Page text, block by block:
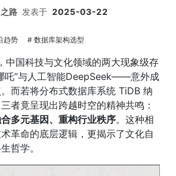
路 发表于 2025-03-22
趋势 数据库架构选型
中国科技与文化领域的两大现象级存
”与人工智能DeepSeek——意外成
而若将分布式数据库系统 TiDB 纳
者竟呈现出跨越时空的精神共鸣：
多元基因、重构行业秩序。这种相
革命的底层逻辑，更揭示了文化自
哲学。